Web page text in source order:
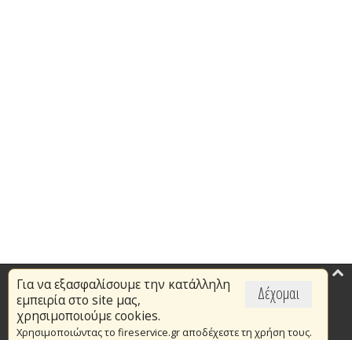
Δέχομαι
Για να εξασφαλίσουμε την κατάλληλη
εμπειρία στο site μας,
χρησιμοποιούμε cookies.
Χρησιμοποιώντας το fireservice.gr αποδέχεστε τη χρήση τους.
Επικαιρότητα
Το Πυροσβεστικό Σώμα